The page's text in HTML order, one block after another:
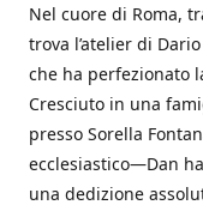
Nel cuore di Roma,
trova l’atelier di
che ha perfezionato
Cresciuto in una
presso Sorella
ecclesiastico—Dan
una dedizione